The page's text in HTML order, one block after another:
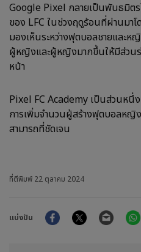
Google Pixel กลายเป็นพันธมิต
ของ LFC ในช่วงฤดูร้อนที่ผ่านมา
มองเห็นระหว่างฟุตบอลชายและห
ผู้หญิงและผู้หญิงมากขึ้นให้มีส่วนร่
หน้า
Pixel FC Academy เป็นส่วนหนึ่
การเพิ่มจำนวนผู้สร้างฟุตบอลหญิง
สามารถที่ชัดเจน
ที่ตีพิมพ์ 22 ตุลาคม 2024
แบ่งปัน
FacebookTwitter Email